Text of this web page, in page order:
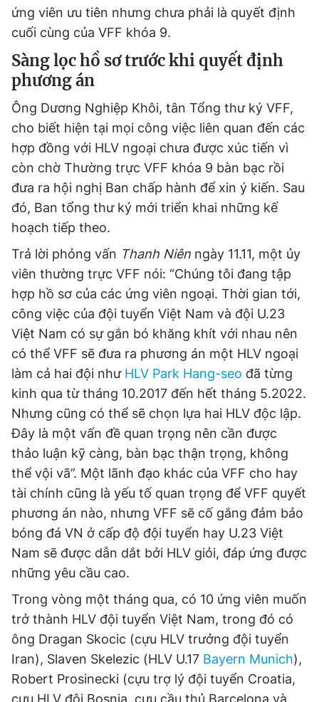
ứng viên ưu tiên nhưng chưa phải là quyết định
cuối cùng của VFF khóa 9.
Sàng lọc hồ sơ trước khi quyết định
phương án
Ông Dương Nghiệp Khôi, tân Tổng thư ký VFF,
cho biết hiện tại mọi công việc liên quan đến các
hợp đồng với HLV ngoại chưa được xúc tiến vì
còn chờ Thường trực VFF khóa 9 bàn bạc rồi
đưa ra hội nghị Ban chấp hành để xin ý kiến. Sau
đó, Ban tổng thư ký mới triển khai những kế
hoạch tiếp theo.
Trả lời phỏng vấn Thanh Niên ngày 11.11, một ủy
viên thường trực VFF nói: “Chúng tôi đang tập
hợp hồ sơ của các ứng viên ngoại. Thời gian tới,
công việc của đội tuyển Việt Nam và đội U.23
Việt Nam có sự gắn bó khăng khít với nhau nên
có thể VFF sẽ đưa ra phương án một HLV ngoại
làm cả hai đội như HLV Park Hang-seo đã từng
kinh qua từ tháng 10.2017 đến hết tháng 5.2022.
Nhưng cũng có thể sẽ chọn lựa hai HLV độc lập.
Đây là một vấn đề quan trọng nên cần được
thảo luận kỹ càng, bàn bạc thận trọng, không
thể vội vã”. Một lãnh đạo khác của VFF cho hay
tài chính cũng là yếu tố quan trọng để VFF quyết
phương án nào, nhưng VFF sẽ cố gắng đảm bảo
bóng đá VN ở cấp độ đội tuyển hay U.23 Việt
Nam sẽ được dẫn dắt bởi HLV giỏi, đáp ứng được
những yêu cầu cao.
Trong vòng một tháng qua, có 10 ứng viên muốn
trở thành HLV đội tuyển Việt Nam, trong đó có
ông Dragan Skocic (cựu HLV trưởng đội tuyển
Iran), Slaven Skelezic (HLV U.17 Bayern Munich),
Robert Prosinecki (cựu trợ lý đội tuyển Croatia,
cựu HLV đội Bosnia, cựu cầu thủ Barcelona và